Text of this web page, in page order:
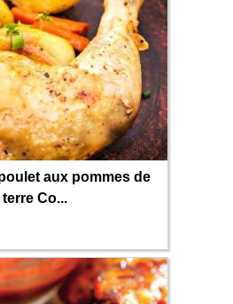
aux pommes de
terre Co...